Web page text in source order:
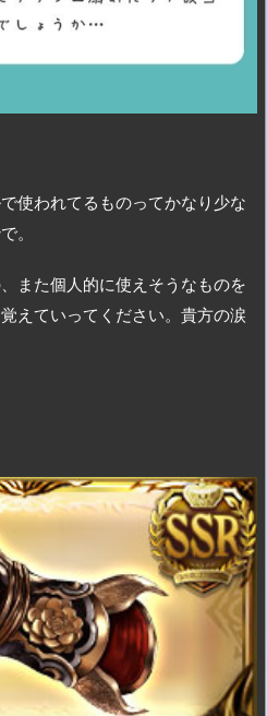
使われてるものってかなり少な
。
また個人的に使えそうなものを
えていってください。貴方の涙